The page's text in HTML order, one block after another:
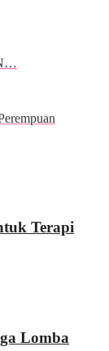
Terapi
Lomba